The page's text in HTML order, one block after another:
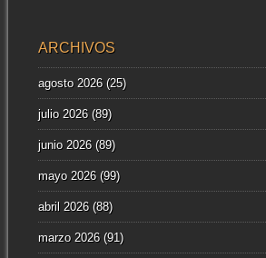
ARCHIVOS
agosto 2026(25)
julio 2026(89)
junio 2026(89)
mayo 2026(99)
abril 2026(88)
marzo 2026(91)